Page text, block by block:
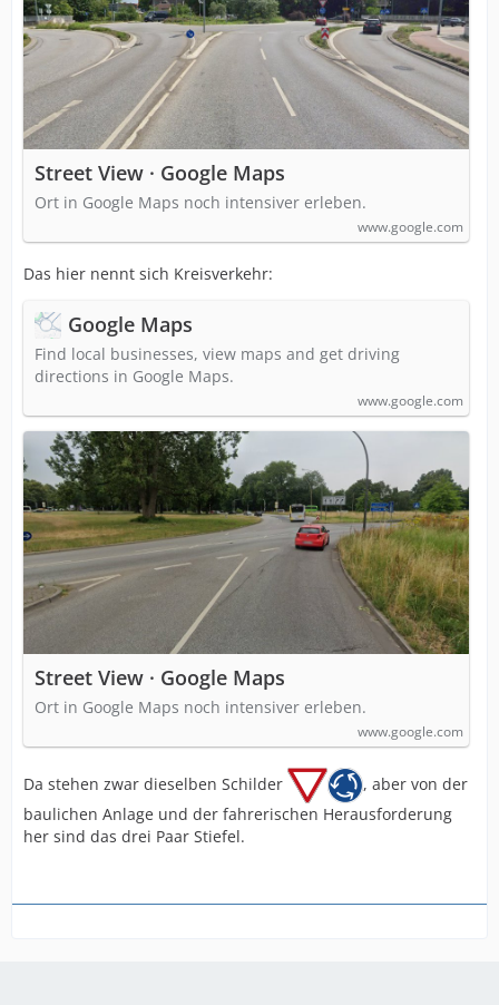
Street View · Google Maps
Ort in Google Maps noch intensiver erleben.
www.google.com
Das hier nennt sich Kreisverkehr:
Google Maps
Find local businesses, view maps and get driving
directions in Google Maps.
www.google.com
Street View · Google Maps
Ort in Google Maps noch intensiver erleben.
www.google.com
Da stehen zwar dieselben Schilder
, aber von der
baulichen Anlage und der fahrerischen Herausforderung
her sind das drei Paar Stiefel.